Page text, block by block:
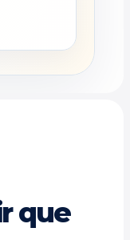
que